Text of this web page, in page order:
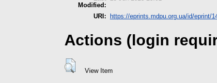
Modified:
URI: https://eprints.mdpu.org.ua/id/eprint/
Actions (login
View Item